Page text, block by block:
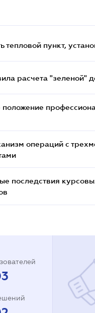
тепловой пункт,
расчета "зеленой"
операций с
последствия